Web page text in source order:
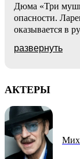
Дюма «Три
опасности.
оказывается в
развернуть
АКТЕРЫ